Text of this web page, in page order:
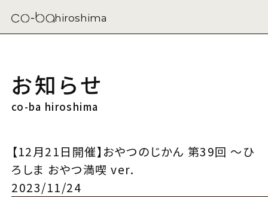
hiroshima
お知らせ
co-ba hiroshima
【12月21日開催】おやつのじかん 第39回 ～ひ
ろしま おやつ満喫 ver.
2023/11/24